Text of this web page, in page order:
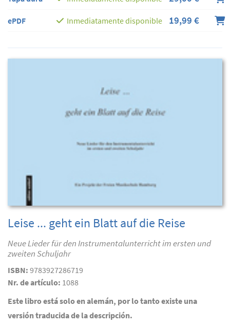
ePDF Inmediatamente disponible 19,99 €
Leise ... geht ein Blatt auf die Reise
Neue Lieder für den Instrumentalunterricht im ersten und
zweiten Schuljahr
ISBN: 9783927286719
Nr. de artículo: 1088
Este libro está solo en alemán, por lo tanto existe una
versión traducida de la descripción.